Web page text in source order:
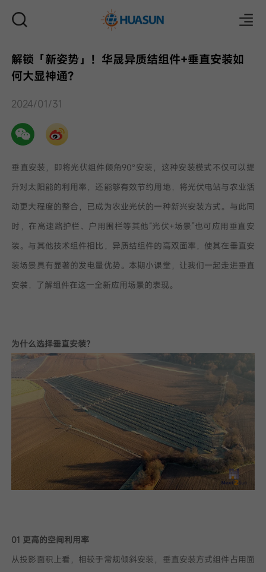
我已阅读并同意
解锁「新姿势」！华晟异质结组件+垂直安装如
何大显神通?
2024/01/31
垂直安装，即将光伏组件倾角90°安装，这种安装模式不仅可以提
升对太阳能的利用率，还能够有效节约用地，将光伏电站与农业活
动更大程度的整合，已成为农业光伏的一种新兴安装方式。与此同
时，在高速路护栏、户用围栏等其他“光伏+场景”也可应用垂直安
装。与其他技术组件相比，异质结组件的高双面率，使其在垂直安
装场景具有显著的发电量优势。本期小课堂，让我们一起走进垂直
安装，了解组件在这一全新应用场景的表现。
为什么选择垂直安装？
01 更高的空间利用率
从投影面积上看，相较于常规倾斜安装，垂直安装方式组件占用面